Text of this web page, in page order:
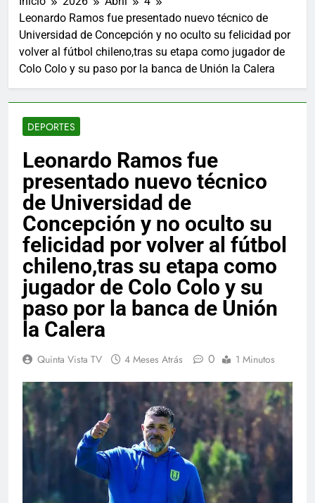
Leonardo Ramos fue presentado nuevo técnico de
Universidad de Concepción y no oculto su felicidad por
volver al fútbol chileno,tras su etapa como jugador de
Colo Colo y su paso por la banca de Unión la Calera
DEPORTES
Leonardo Ramos fue
presentado nuevo técnico
de Universidad de
Concepción y no oculto su
felicidad por volver al fútbol
chileno,tras su etapa como
jugador de Colo Colo y su
paso por la banca de Unión
la Calera
Quinta Vista TV 4 Meses Atrás 0 1 Minutos